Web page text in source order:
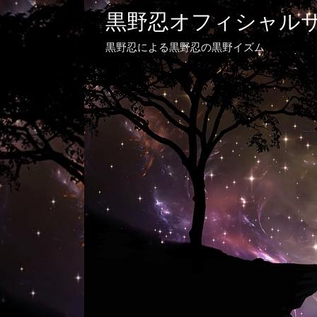
黒野忍オフィシャル
黒野忍による黒野忍の黒野イズム